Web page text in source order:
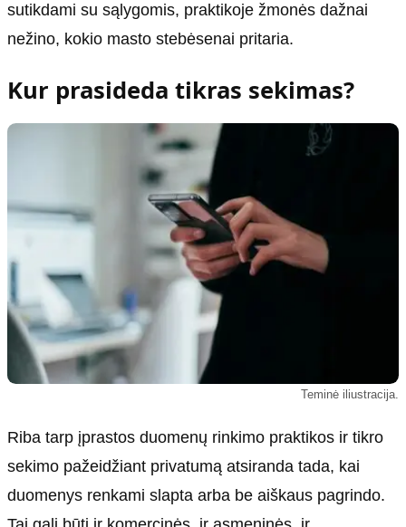
sutikdami su sąlygomis, praktikoje žmonės dažnai
nežino, kokio masto stebėsenai pritaria.
Kur prasideda tikras sekimas?
Teminė iliustracija.
Riba tarp įprastos duomenų rinkimo praktikos ir tikro
sekimo pažeidžiant privatumą atsiranda tada, kai
duomenys renkami slapta arba be aiškaus pagrindo.